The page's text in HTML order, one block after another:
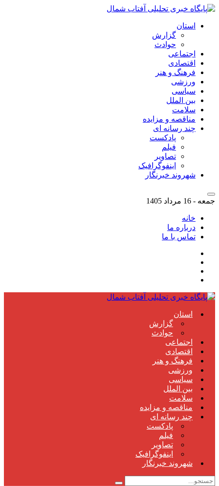
استان
گزارش
حوادث
اجتماعی
اقتصادی
فرهنگ و هنر
ورزشی
سیاسی
بین الملل
سلامت
مناقصه و مزایده
چند رسانه ای
پادکست
فیلم
تصاویر
اینفوگرافیک
شهروند خبرنگار
جمعه - 16 مرداد 1405
خانه
درباره ما
تماس با ما
استان
گزارش
حوادث
اجتماعی
اقتصادی
فرهنگ و هنر
ورزشی
سیاسی
بین الملل
سلامت
مناقصه و مزایده
چند رسانه ای
پادکست
فیلم
تصاویر
اینفوگرافیک
شهروند خبرنگار